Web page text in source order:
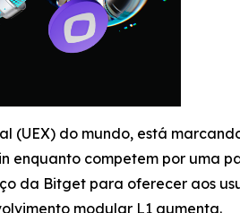
(UEX) do mundo, está
enquanto competem por uma
da Bitget para oferecer aos
modular L1 aumenta.